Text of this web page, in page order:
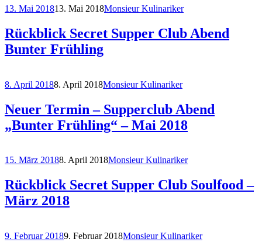
13. Mai 201813. Mai 2018Monsieur Kulinariker
Rückblick Secret Supper Club Abend
Bunter Frühling
8. April 20188. April 2018Monsieur Kulinariker
Neuer Termin – Supperclub Abend
„Bunter Frühling“ – Mai 2018
15. März 20188. April 2018Monsieur Kulinariker
Rückblick Secret Supper Club Soulfood –
März 2018
9. Februar 20189. Februar 2018Monsieur Kulinariker